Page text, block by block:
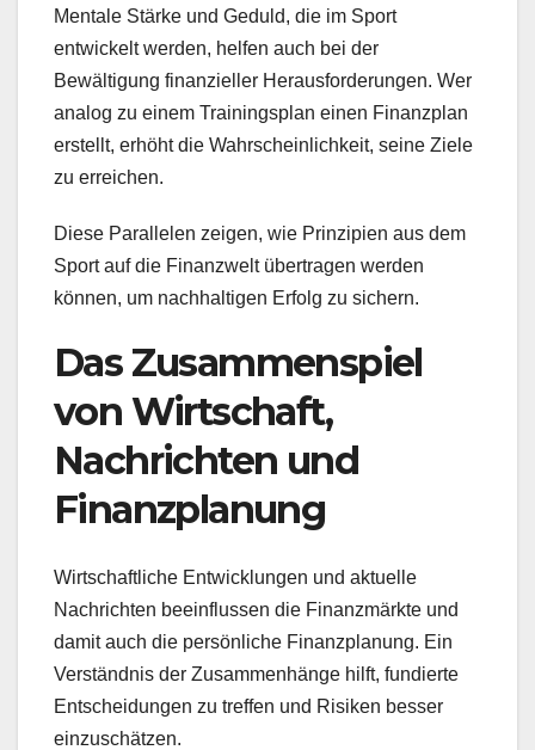
Mentale Stärke und Geduld, die im Sport
entwickelt werden, helfen auch bei der
Bewältigung finanzieller Herausforderungen. Wer
analog zu einem Trainingsplan einen Finanzplan
erstellt, erhöht die Wahrscheinlichkeit, seine Ziele
zu erreichen.
Diese Parallelen zeigen, wie Prinzipien aus dem
Sport auf die Finanzwelt übertragen werden
können, um nachhaltigen Erfolg zu sichern.
Das Zusammenspiel
von Wirtschaft,
Nachrichten und
Finanzplanung
Wirtschaftliche Entwicklungen und aktuelle
Nachrichten beeinflussen die Finanzmärkte und
damit auch die persönliche Finanzplanung. Ein
Verständnis der Zusammenhänge hilft, fundierte
Entscheidungen zu treffen und Risiken besser
einzuschätzen.